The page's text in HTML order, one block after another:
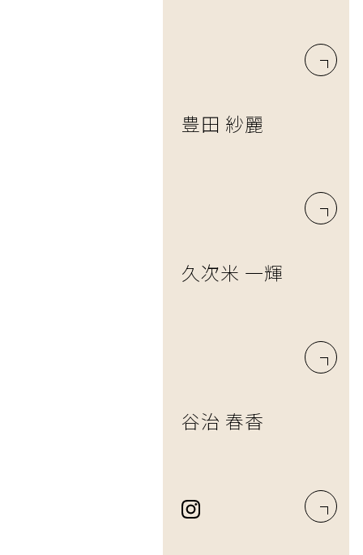
豊田 紗麗
久次米 一輝
谷治 春香